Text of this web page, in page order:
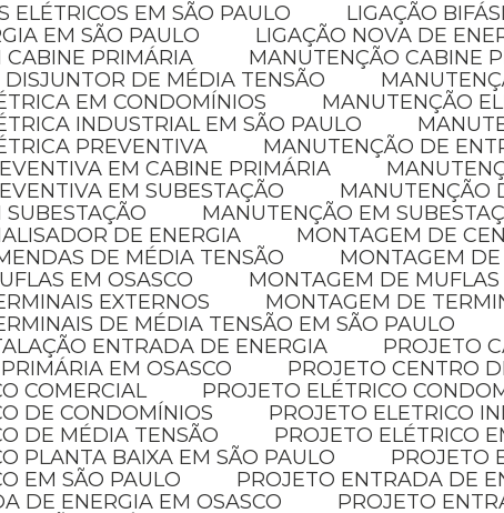
ELÉTRICOS EM SÃO PAULO
LIGAÇÃO
EM SÃO PAULO
LIGAÇÃO NOVA DE
CABINE PRIMÁRIA
MANUTENÇÃO CABINE
DISJUNTOR DE MÉDIA TENSÃO
EM CONDOMÍNIOS
MANUTENÇÃO
INDUSTRIAL EM SÃO PAULO
PREVENTIVA
MANUTENÇÃO DE
EM CABINE PRIMÁRIA
EM SUBESTAÇÃO
SUBESTAÇÃO
MANUTENÇÃO EM
DE ENERGIA
MONTAGEM DE
DE MÉDIA TENSÃO
MONTAGEM
EM OSASCO
MONTAGEM DE
EXTERNOS
MONTAGEM DE
DE MÉDIA TENSÃO EM SÃO PAULO
ENTRADA DE ENERGIA
PROJETO
PRIMÁRIA EM OSASCO
PROJETO CENTRO
COMERCIAL
PROJETO ELÉTRICO
DE CONDOMÍNIOS
PROJETO ELETRICO
DE MÉDIA TENSÃO
PROJETO ELÉTRICO
PLANTA BAIXA EM SÃO PAULO
EM SÃO PAULO
PROJETO ENTRADA DE
DE ENERGIA EM OSASCO
PROJETO